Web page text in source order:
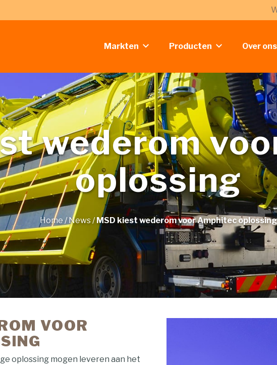
Markten Producten Over ons
wederom
oplossing
Home /News/MSD kiest wederom voor Amphitec oplossing
VOOR
oplossing mogen leveren aan het